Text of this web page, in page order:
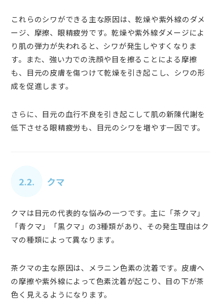
これらのシワができる主な原因は、乾燥や紫外線のダメ
ージ、摩擦、眼精疲労です。乾燥や紫外線ダメージによ
り肌の弾力が失われると、シワが発生しやすくなりま
す。また、強い力での洗顔や目を擦ることによる摩擦
も、目元の皮膚を傷つけて乾燥を引き起こし、シワの形
成を促進します。
さらに、目元の血行不良を引き起こして肌の新陳代謝を
低下させる眼精疲労も、目元のシワを増やす一因です。
2.2. クマ
クマは目元の代表的な悩みの一つです。主に「茶クマ」
「青クマ」「黒クマ」の3種類があり、その発生理由はク
マの種類によって異なります。
茶クマの主な原因は、メラニン色素の沈着です。皮膚へ
の摩擦や紫外線によって色素沈着が起こり、目の下が茶
色く見えるようになります。